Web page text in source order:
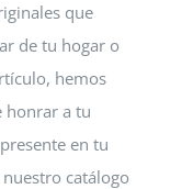
que
de tu hogar o
hemos
honrar a tu
en tu
catálogo